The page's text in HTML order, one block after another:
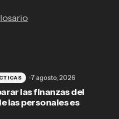
las finanzas del
las personales es
7 agosto, 2026